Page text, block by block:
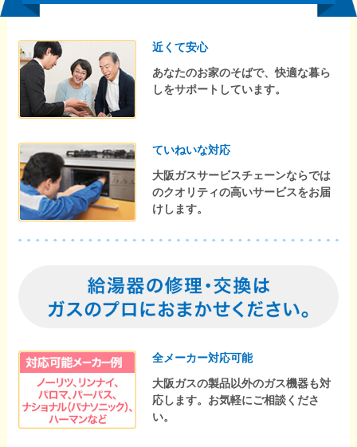
近くて安心
あなたのお家のそばで、快適な暮ら
しをサポートしています。
ていねいな対応
大阪ガスサービスチェーンならでは
のクオリティの高いサービスをお届
けします。
全メーカー対応可能
大阪ガスの製品以外のガス機器も対
応します。お気軽にご相談くださ
い。